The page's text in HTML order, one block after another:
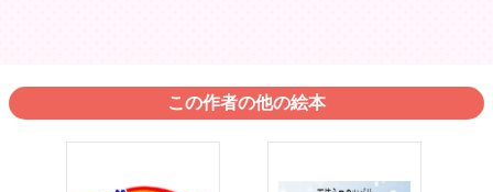
この作者の他の絵本